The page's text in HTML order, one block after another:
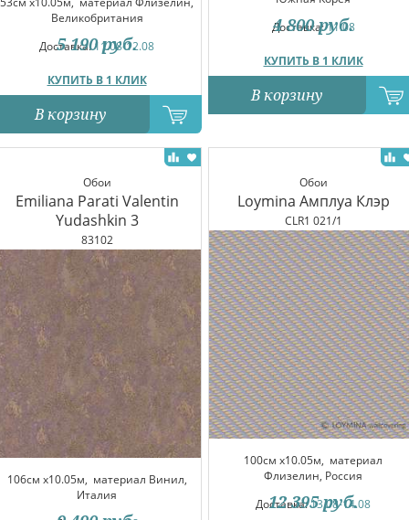
Великобритания
Доставка:11.08-12.08
КУПИТЬ В 1 КЛИК
5 190 руб.
В корзину
Доставка:11.08
КУПИТЬ В 1 КЛИК
4 800 руб.
В корзину
Обои
Emiliana Parati Valentin
Yudashkin 3
83102
106см x10.05м, материал Винил,
Италия
Обои
Loymina Амплуа Клэр
CLR1 021/1
100см x10.05м, материал
Флизелин, Россия
Доставка:13.08-14.08
12 395 руб.